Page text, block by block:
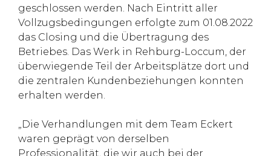
geschlossen werden. Nach Eintritt aller
Vollzugsbedingungen erfolgte zum 01.08.2022
das Closing und die Übertragung des
Betriebes. Das Werk in Rehburg-Loccum, der
überwiegende Teil der Arbeitsplätze dort und
die zentralen Kundenbeziehungen konnten
erhalten werden.
„Die Verhandlungen mit dem Team Eckert
waren geprägt von derselben
Professionalität, die wir auch bei der